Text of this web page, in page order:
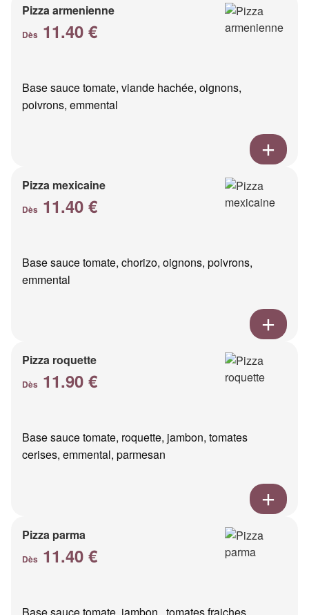
Pizza armenienne
Dès 11.40 €
Base sauce tomate, viande hachée, oignons,
poivrons, emmental
Pizza mexicaine
Dès 11.40 €
Base sauce tomate, chorizo, oignons, poivrons,
emmental
Pizza roquette
Dès 11.90 €
Base sauce tomate, roquette, jambon, tomates
cerises, emmental, parmesan
Pizza parma
Dès 11.40 €
Base sauce tomate, jambon , tomates fraiches,